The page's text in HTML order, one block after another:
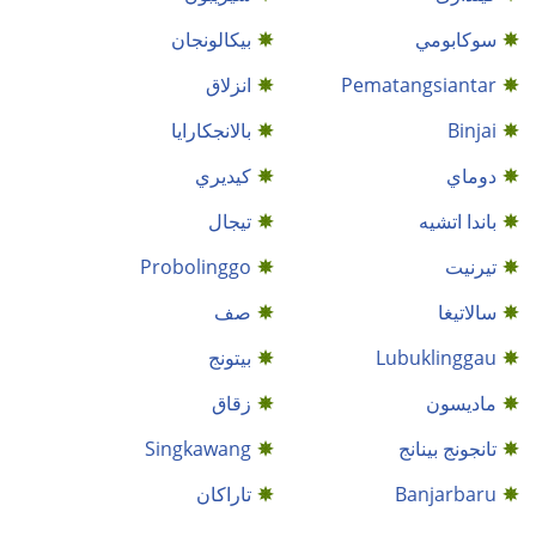
سوكابومي
بيكالونجان
Pematangsiantar
انزلاق
Binjai
بالانجكارايا
دوماي
كيديري
باندا اتشيه
تيجال
تيرنيت
Probolinggo
سالاتيغا
صف
Lubuklinggau
بيتونج
ماديسون
زقاق
تانجونج بينانج
Singkawang
Banjarbaru
تاراكان